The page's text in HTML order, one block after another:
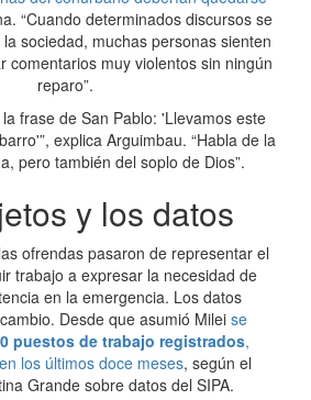
“Cuando determinados discursos se
sociedad, muchas personas sienten
comentarios muy violentos sin ningún
reparo”.
frase de San Pablo: 'Llevamos este
explica Arguimbau. “Habla de la
pero también del soplo de Dios”.
y los datos
ofrendas pasaron de representar el
trabajo a expresar la necesidad de
en la emergencia. Los datos
Desde que asumió Milei se
puestos de trabajo registrados,
los últimos doce meses, según el
Grande sobre datos del SIPA.